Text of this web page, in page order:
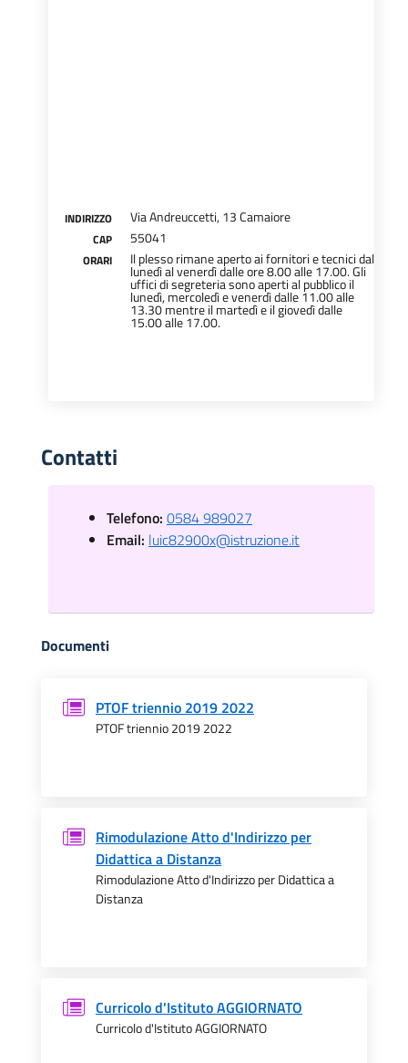
INDIRIZZO Via Andreuccetti, 13 Camaiore
CAP 55041
ORARI Il plesso rimane aperto ai fornitori e tecnici dal
lunedì al venerdì dalle ore 8.00 alle 17.00. Gli
uffici di segreteria sono aperti al pubblico il
lunedì, mercoledì e venerdì dalle 11.00 alle
13.30 mentre il martedì e il giovedì dalle
15.00 alle 17.00.
Contatti
Telefono: 0584 989027
Email: luic82900x@istruzione.it
Documenti
PTOF triennio 2019 2022
PTOF triennio 2019 2022
Rimodulazione Atto d'Indirizzo per
Didattica a Distanza
Rimodulazione Atto d'Indirizzo per Didattica a
Distanza
Curricolo d'Istituto AGGIORNATO
Curricolo d'Istituto AGGIORNATO